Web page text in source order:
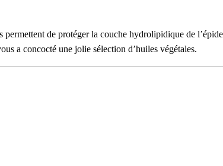
permettent de protéger la couche hydrolipidique de
a concocté une jolie sélection d’huiles végétales.